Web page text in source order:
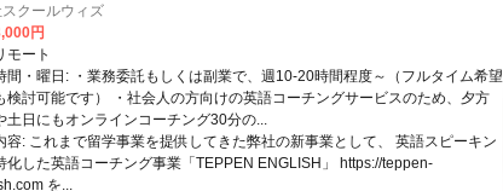
クールウィズ
円
モート
間・曜日: ・業務委託もしくは副業で、週10-20時間程度～（フルタイム希望
検討可能です） ・社会人の方向けの英語コーチングサービスのため、夕方
土日にもオンラインコーチング30分の...
容: これまで留学事業を提供してきた弊社の新事業として、 英語スピーキン
化した英語コーチング事業「TEPPEN ENGLISH」 https://teppen-
を...